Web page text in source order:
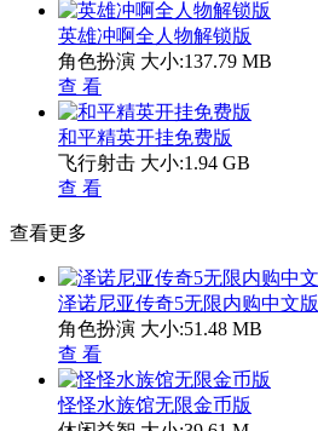
英雄冲啊全人物解锁版
角色扮演 大小:137.79 MB
查 看
和平精英开挂免费版
飞行射击 大小:1.94 GB
查 看
查看更多
泽诺尼亚传奇5无限内购中文版
角色扮演 大小:51.48 MB
查 看
怪怪水族馆无限金币版